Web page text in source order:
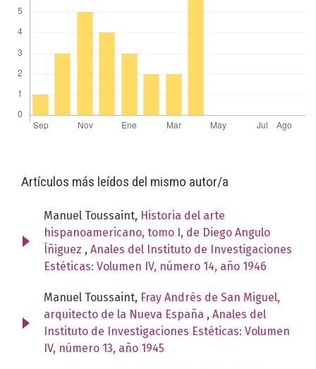
Artículos más leídos del mismo autor/a
Manuel Toussaint, Historia del arte
hispanoamericano, tomo I, de Diego Angulo
Íñiguez , Anales del Instituto de Investigaciones
Estéticas: Volumen IV, número 14, año 1946
Manuel Toussaint, Fray Andrés de San Miguel,
arquitecto de la Nueva España , Anales del
Instituto de Investigaciones Estéticas: Volumen
IV, número 13, año 1945